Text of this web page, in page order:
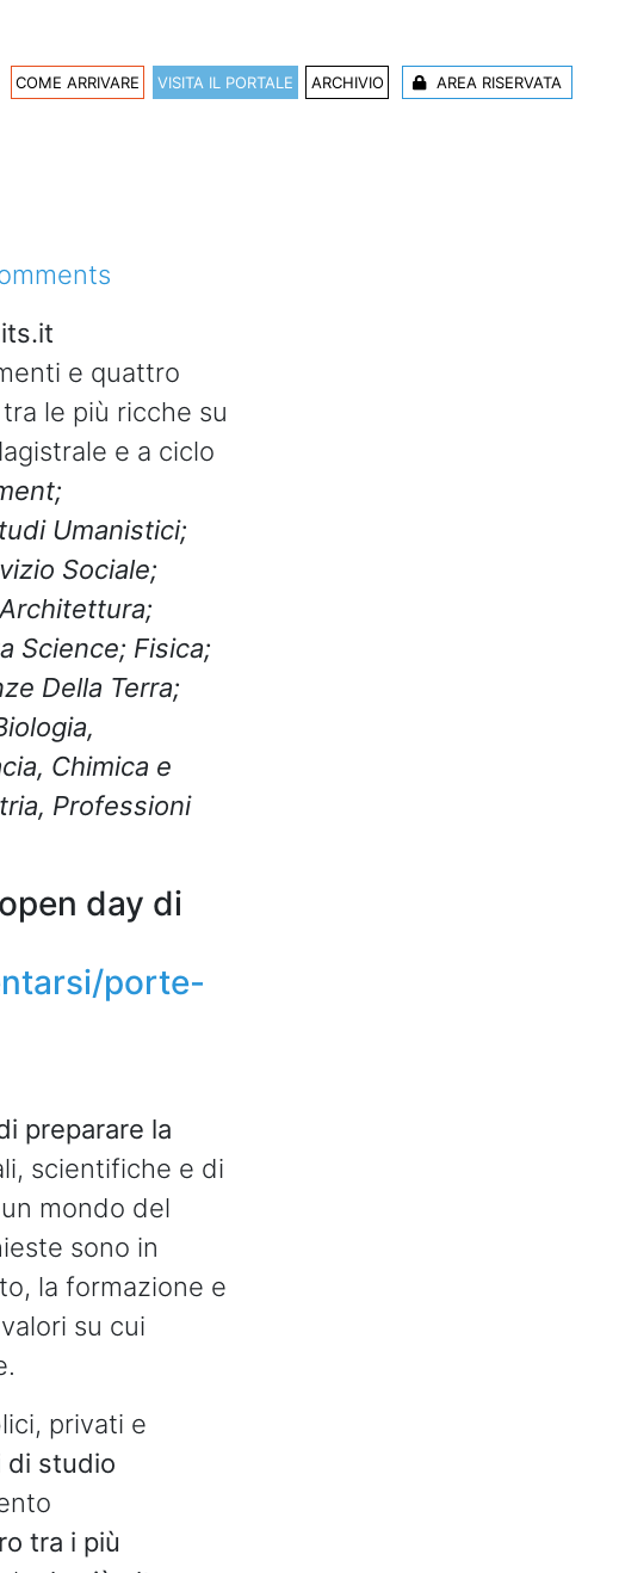
COME ARRIVARE VISITA IL PORTALE ARCHIVIO AREA RISERVATA
e Neuroscienze
e quattro
le più ricche su
e a ciclo
Umanistici;
Sociale;
Science; Fisica;
Della Terra;
Chimica e
Professioni
day di
porte-
preparare la
scientifiche e di
mondo del
sono in
la formazione e
su cui
privati e
di studio
tra i più